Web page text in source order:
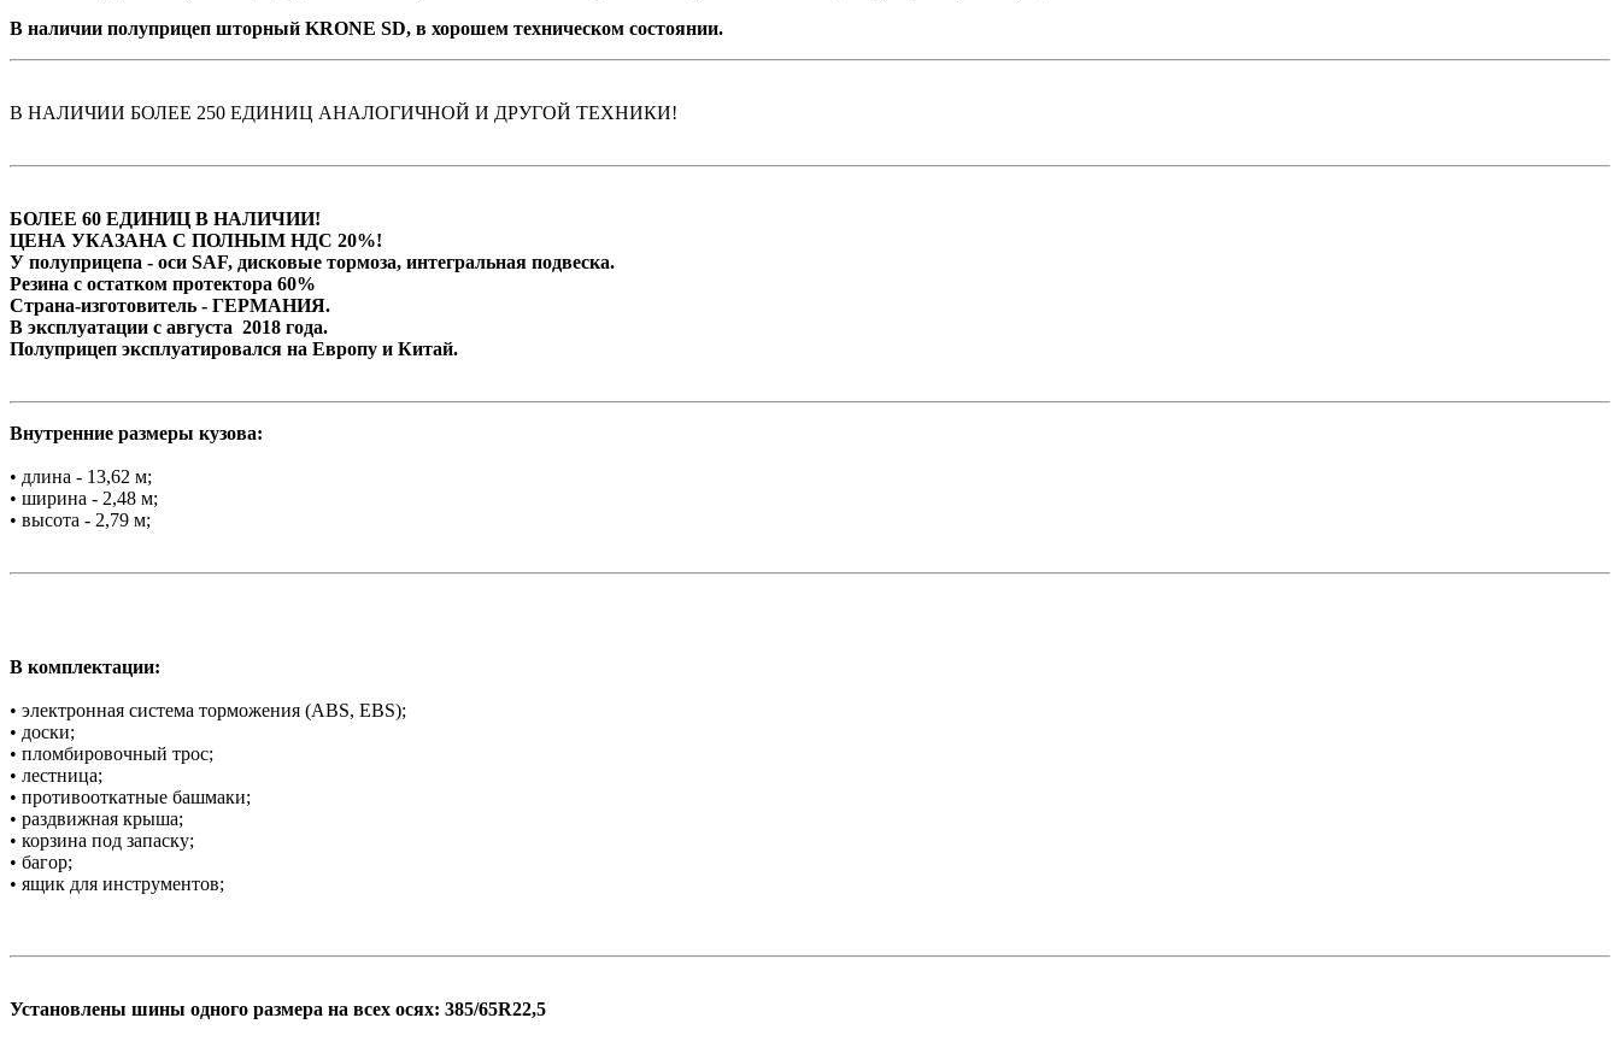
В наличии полуприцеп шторный KRONE SD, в хорошем техническом состоянии.
В НАЛИЧИИ БОЛЕЕ 250 ЕДИНИЦ АНАЛОГИЧНОЙ И ДРУГОЙ ТЕХНИКИ!
БОЛЕЕ 60 ЕДИНИЦ В НАЛИЧИИ!
ЦЕНА УКАЗАНА С ПОЛНЫМ НДС 20%!
У полуприцепа - оси SAF, дисковые тормоза, интегральная подвеска.
Резина с остатком протектора 60%
Страна-изготовитель - ГЕРМАНИЯ.
В эксплуатации с августа 2018 года.
Полуприцеп эксплуатировался на Европу и Китай.
Внутренние размеры кузова:
• длина - 13,62 м;
• ширина - 2,48 м;
• высота - 2,79 м;
В комплектации:
• электронная система торможения (ABS, EBS);
• доски;
• пломбировочный трос;
• лестница;
• противооткатные башмаки;
• раздвижная крыша;
• корзина под запаску;
• багор;
• ящик для инструментов;
Установлены шины одного размера на всех осях: 385/65R22,5